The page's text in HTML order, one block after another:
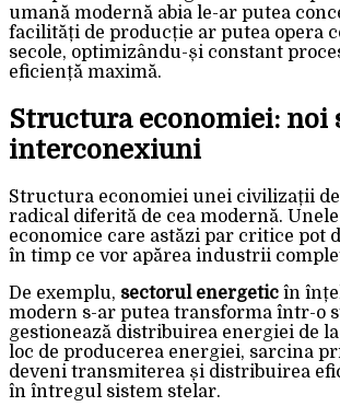
umană modernă abia le-ar putea
facilități de producție ar putea opera
secole, optimizându-și constant
eficiență maximă.
Structura economiei: noi
interconexiuni
Structura economiei unei civilizații
radical diferită de cea modernă.
economice care astăzi par critice pot
în timp ce vor apărea industrii
De exemplu, sectorul energetic în
modern s-ar putea transforma într-o
gestionează distribuirea energiei de
loc de producerea energiei, sarcina
deveni transmiterea și distribuirea
în întregul sistem stelar.